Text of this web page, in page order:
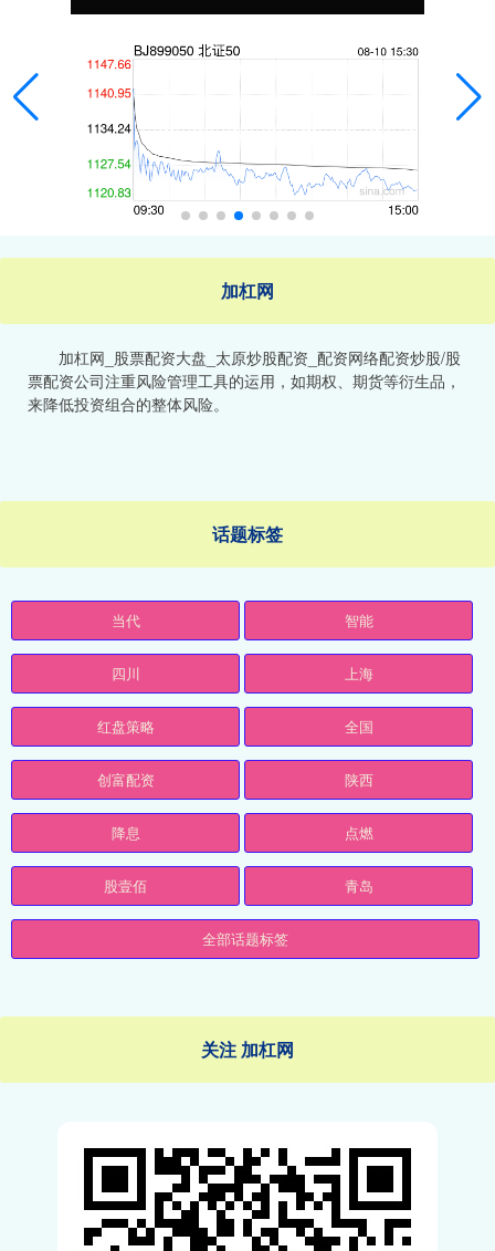
加杠网
加杠网_股票配资大盘_太原炒股配资_配资网络配资炒股/股
票配资公司注重风险管理工具的运用，如期权、期货等衍生品，
来降低投资组合的整体风险。
话题标签
当代 智能
四川 上海
红盘策略 全国
创富配资 陕西
降息 点燃
股壹佰 青岛
全部话题标签
关注 加杠网